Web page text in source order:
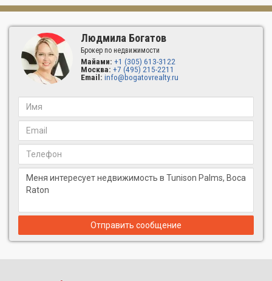
Людмила Богатов
Брокер по недвижимости
Майами: +1 (305) 613-3122
Москва: +7 (495) 215-2211
Email: info@bogatovrealty.ru
Отправить сообщение